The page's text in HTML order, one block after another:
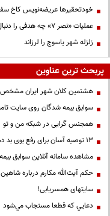
خودتحقیرها عریضه‌نویس کاخ
عملیات «نصر ۷» چه هدفی را دنبال می‌کرد؟
زلزله شهر یاسوج را لرزاند
پربحث ترین عناوین
هشتمین کلان شهر ایران
سوابق بیمه شدگان روی سایت
همجنس گرایی در شبکه من و تو
13 توصیه آسان برای رفع بوی بد دهان
مشاهده سامانه آنلاين سوابق بیمه
حكم آيت‌الله مكارم درباره
سایتهای همسریابی!
دعايي كه قطعا مستجاب مي‌شود